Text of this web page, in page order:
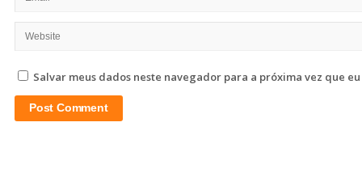
Salvar meus dados neste navegador para a próxima vez que